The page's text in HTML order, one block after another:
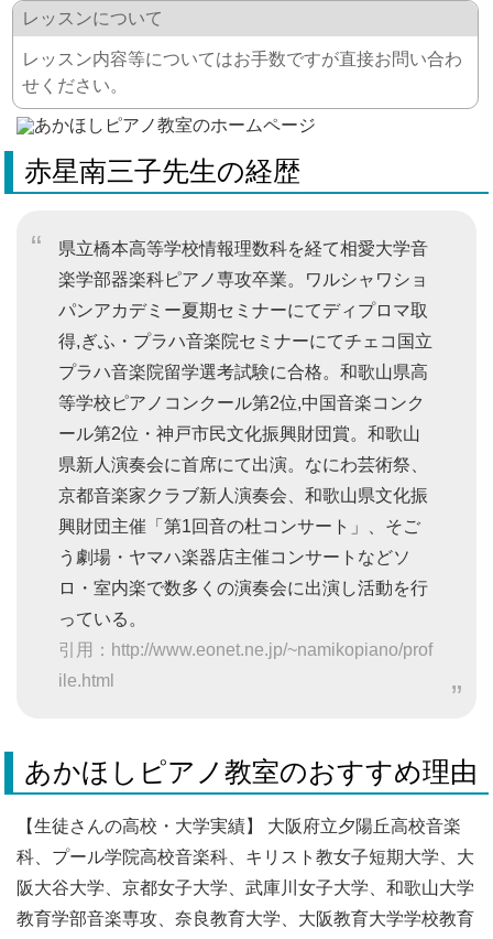
レッスンについて
レッスン内容等についてはお手数ですが直接お問い合わ
せください。
赤星南三子先生の経歴
県立橋本高等学校情報理数科を経て相愛大学音
楽学部器楽科ピアノ専攻卒業。ワルシャワショ
パンアカデミー夏期セミナーにてディプロマ取
得,ぎふ・プラハ音楽院セミナーにてチェコ国立
プラハ音楽院留学選考試験に合格。和歌山県高
等学校ピアノコンクール第2位,中国音楽コンク
ール第2位・神戸市民文化振興財団賞。和歌山
県新人演奏会に首席にて出演。なにわ芸術祭、
京都音楽家クラブ新人演奏会、和歌山県文化振
興財団主催「第1回音の杜コンサート」、そご
う劇場・ヤマハ楽器店主催コンサートなどソ
ロ・室内楽で数多くの演奏会に出演し活動を行
っている。
引用：http://www.eonet.ne.jp/~namikopiano/prof
ile.html
あかほしピアノ教室のおすすめ理由
【生徒さんの高校・大学実績】 大阪府立夕陽丘高校音楽
科、プール学院高校音楽科、キリスト教女子短期大学、大
阪大谷大学、京都女子大学、武庫川女子大学、和歌山大学
教育学部音楽専攻、奈良教育大学、大阪教育大学学校教育